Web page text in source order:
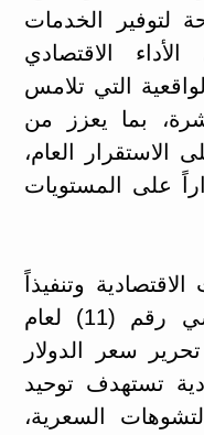
لتوفير الخدمات
الاقتصادي
التي تلامس
بما يعزز من
الاستقرار العام،
على المستويات
وتنفيذاً
لقرار مجلس القيادة الرئاسي رقم (11) لعام
تحرير سعر الدولار
تستهدف توحيد
السعرية،